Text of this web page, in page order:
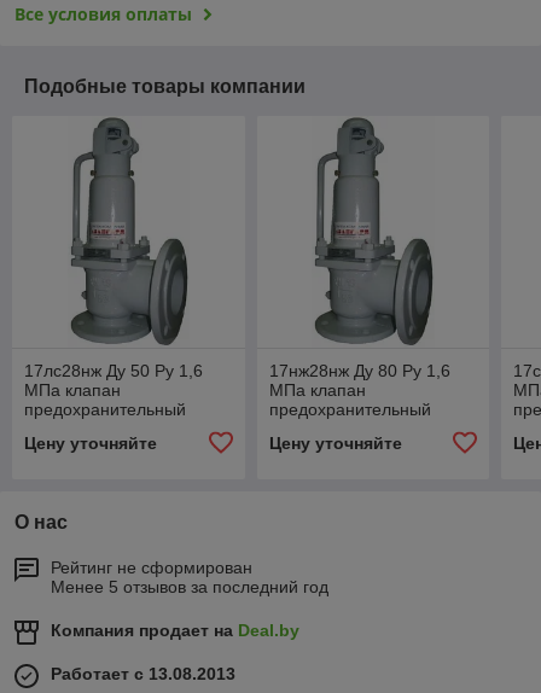
Все условия оплаты
Подобные товары компании
17лс28нж Ду 50 Ру 1,6
МПа клапан
предохранительный
пружинный фланцевый
Цену уточняйте
17нж28нж Ду 80 Ру 1,6
МПа клапан
предохранительный
пружинный фланцевый
Цену уточняйте
О нас
Рейтинг не сформирован
Менее 5 отзывов за последний год
Компания продает на Deal.by
Работает с 13.08.2013